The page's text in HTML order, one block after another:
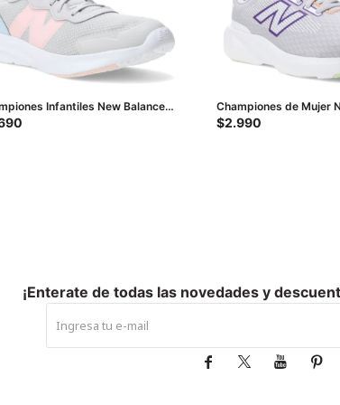
Infantiles New Balance
Junior - Gris - Rosado -
Championes de Mujer
Running Course 413
$2.990
¡Enterate de todas las novedades y
   